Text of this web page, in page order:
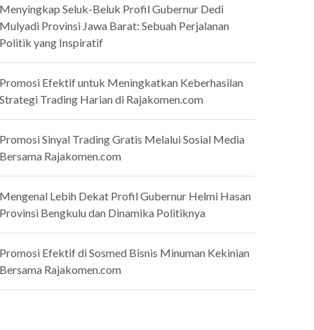
Seluk-Beluk Profil Gubernur Dedi
Provinsi Jawa Barat: Sebuah Perjalanan
yang Inspiratif
Efektif untuk Meningkatkan Keberhasilan
Trading Harian di Rajakomen.com
Sinyal Trading Gratis Melalui Sosial Media
Rajakomen.com
Lebih Dekat Profil Gubernur Helmi Hasan
Bengkulu dan Dinamika Politiknya
Efektif di Sosmed Bisnis Minuman Kekinian
Rajakomen.com